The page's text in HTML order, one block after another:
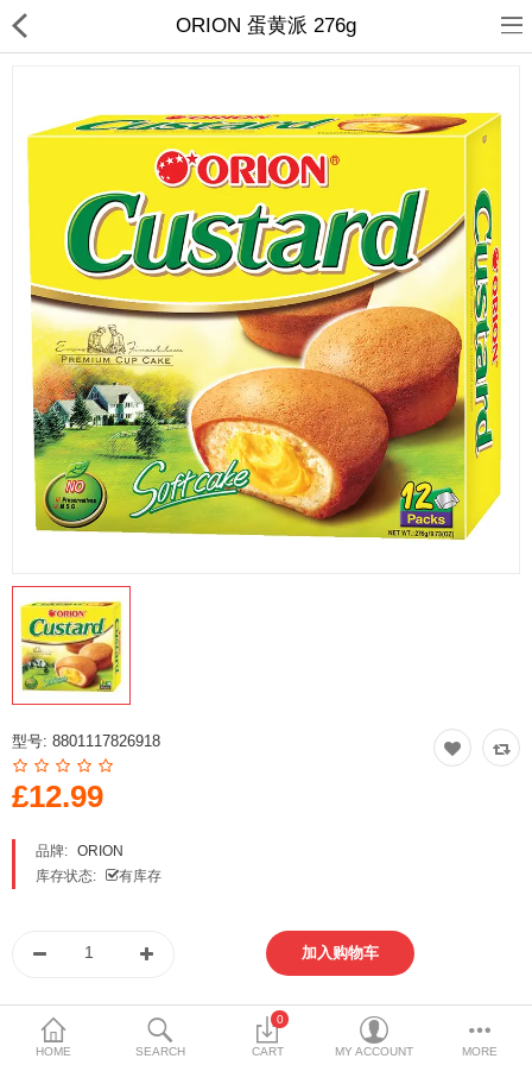
首页
日本
韩国
台湾
东南亚
热销商品
新品上架
方便速食 泡面 自热火锅
即食饭 八宝粥 卤蛋 代餐
冷冻食品 点心 丸子
饮料 乳品 冲调 茶类
休闲 膨化 薯片
HOME SEARCH
0
CART MY ACCOUNT MORE
ORION 蛋黄派 276g
型号: 8801117826918
£12.99
品牌: ORION
库存状态:
有库存
与朋友分享